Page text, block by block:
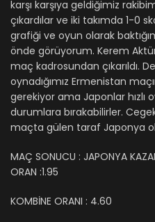
karşı karşıya geldiğimiz
çıkardılar ve iki takımda 1-0
grafiği ve oyun olarak
önde görüyorum. Kerem
maç kadrosundan çıkarıldı.
oynadığımız Ermenistan
gerekiyor ama Japonlar hızlı
durumlara bırakabilirler.
maçta gülen taraf Japonya
MAÇ SONUCU : JAPONYA
ORAN :1.95
KOMBİNE ORANI : 4.60